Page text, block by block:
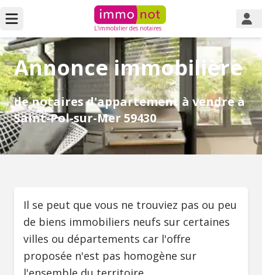
L'immobilier des notaires
Annonce immobilière
de notaires d'appartement à vendre à
Saint-Pol-sur-Mer 59430
Il se peut que vous ne trouviez pas ou peu
de biens immobiliers neufs sur certaines
villes ou départements car l'offre
proposée n'est pas homogène sur